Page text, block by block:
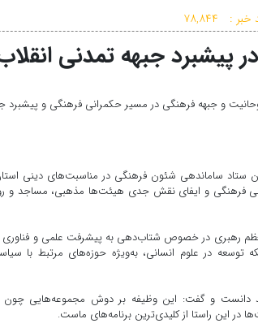
خبر : ۷۸,۸۴۴
جبهه تمدنی
و جبهه فرهنگی در مسیر حکمرانی فرهنگی و پیشبرد
ساماندهی شئون فرهنگی در مناسبت‌های دینی
فرهنگی و ایفای نقش جدی هیئت‌ها مذهبی، مساجد و
معظم رهبری در خصوص شتاب‌دهی به پیشرفت علمی و فناوری
توسعه در علوم انسانی، به‌ویژه حوزه‌های مرتبط با
دانست و گفت: این وظیفه بر دوش مجموعه‌هایی چون
این راستا از کلیدی‌ترین برنامه‌های ماست.